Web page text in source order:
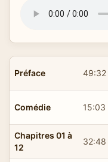
Préface 49:32
Comédie 15:03
Chapitres 01 à
12
32:48